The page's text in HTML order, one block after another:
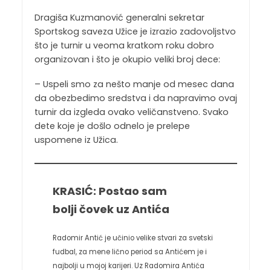
Dragiša Kuzmanović generalni sekretar
Sportskog saveza Užice je izrazio zadovoljstvo
što je turnir u veoma kratkom roku dobro
organizovan i što je okupio veliki broj dece:
– Uspeli smo za nešto manje od mesec dana
da obezbedimo sredstva i da napravimo ovaj
turnir da izgleda ovako veličanstveno. Svako
dete koje je došlo odnelo je prelepe
uspomene iz Užica.
KRASIĆ: Postao sam
bolji čovek uz Antića
Radomir Antić je učinio velike stvari za svetski
fudbal, za mene lično period sa Antićem je i
najbolji u mojoj karijeri. Uz Radomira Antića